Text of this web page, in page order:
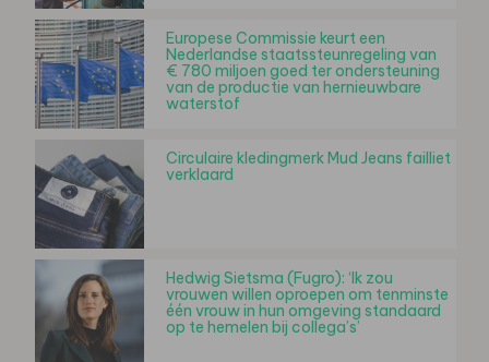
Europese Commissie keurt een
Nederlandse staatssteunregeling van
€ 780 miljoen goed ter ondersteuning
van de productie van hernieuwbare
waterstof
Circulaire kledingmerk Mud Jeans failliet
verklaard
Hedwig Sietsma (Fugro): ‘Ik zou
vrouwen willen oproepen om tenminste
één vrouw in hun omgeving standaard
op te hemelen bij collega’s’